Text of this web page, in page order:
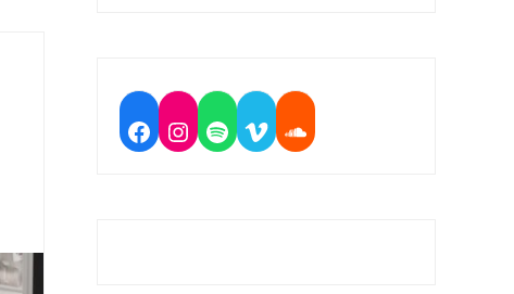
Facebook
Instagram
Spotify
VimeoSoundcloud